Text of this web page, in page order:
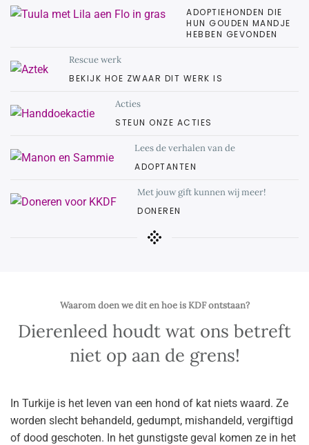
ADOPTIEHONDEN DIE
HUN GOUDEN MANDJE
HEBBEN GEVONDEN
Rescue werk
BEKIJK HOE ZWAAR DIT WERK IS
Acties
STEUN ONZE ACTIES
Lees de verhalen van de
ADOPTANTEN
Met jouw gift kunnen wij meer!
DONEREN
Waarom doen we dit en hoe is KDF ontstaan?
Dierenleed houdt wat ons betreft
niet op aan de grens!
In Turkije is het leven van een hond of kat niets waard. Ze
worden slecht behandeld, gedumpt, mishandeld, vergiftigd
of dood geschoten. In het gunstigste geval komen ze in het